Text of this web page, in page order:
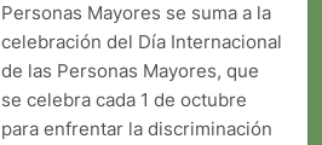
Personas Mayores se suma a la
celebración del Día Internacional
de las Personas Mayores, que
se celebra cada 1 de octubre
para enfrentar la discriminación